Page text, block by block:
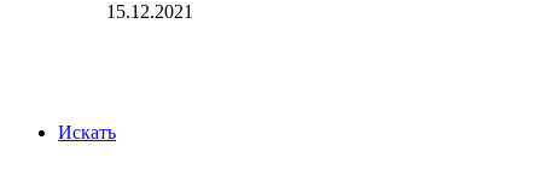
15.12.2021
Искать